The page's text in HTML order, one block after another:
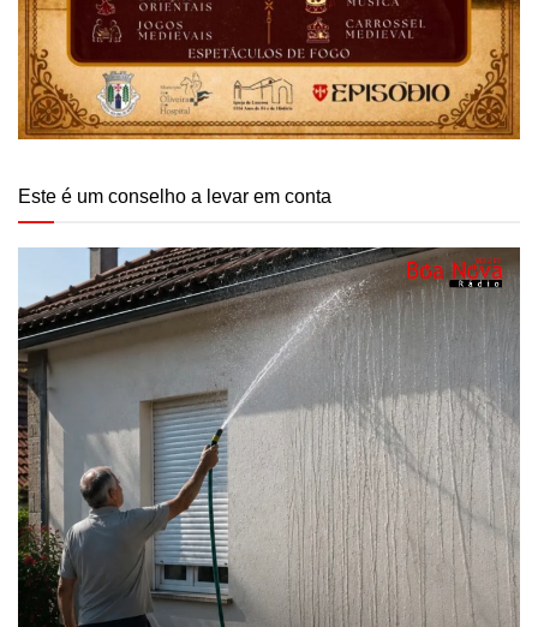
Este é um conselho a levar em conta